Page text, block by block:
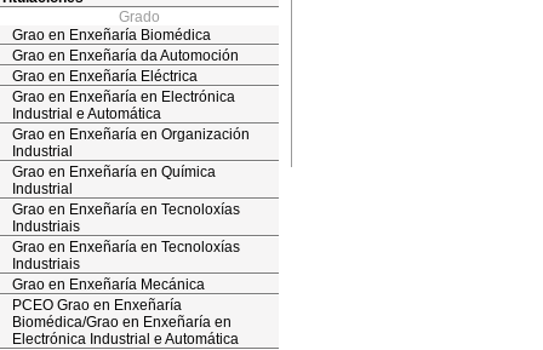
Grado
Grao en Enxeñaría Biomédica
Grao en Enxeñaría da Automoción
Grao en Enxeñaría Eléctrica
Grao en Enxeñaría en Electrónica
Industrial e Automática
Grao en Enxeñaría en Organización
Industrial
Grao en Enxeñaría en Química
Industrial
Grao en Enxeñaría en Tecnoloxías
Industriais
Grao en Enxeñaría en Tecnoloxías
Industriais
Grao en Enxeñaría Mecánica
PCEO Grao en Enxeñaría
Biomédica/Grao en Enxeñaría en
Electrónica Industrial e Automática